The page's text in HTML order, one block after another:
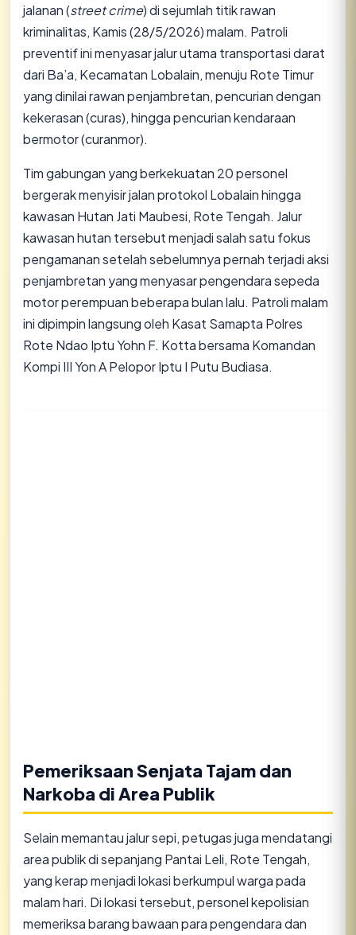
jalanan (street crime) di sejumlah titik rawan
kriminalitas, Kamis (28/5/2026) malam. Patroli
preventif ini menyasar jalur utama transportasi darat
dari Ba’a, Kecamatan Lobalain, menuju Rote Timur
yang dinilai rawan penjambretan, pencurian dengan
kekerasan (curas), hingga pencurian kendaraan
bermotor (curanmor).
​Tim gabungan yang berkekuatan 20 personel
bergerak menyisir jalan protokol Lobalain hingga
kawasan Hutan Jati Maubesi, Rote Tengah. Jalur
kawasan hutan tersebut menjadi salah satu fokus
pengamanan setelah sebelumnya pernah terjadi aksi
penjambretan yang menyasar pengendara sepeda
motor perempuan beberapa bulan lalu. Patroli malam
ini dipimpin langsung oleh Kasat Samapta Polres
Rote Ndao Iptu Yohn F. Kotta bersama Komandan
Kompi III Yon A Pelopor Iptu I Putu Budiasa.
Pemeriksaan Senjata Tajam dan
Narkoba di Area Publik
​Selain memantau jalur sepi, petugas juga mendatangi
area publik di sepanjang Pantai Leli, Rote Tengah,
yang kerap menjadi lokasi berkumpul warga pada
malam hari. Di lokasi tersebut, personel kepolisian
memeriksa barang bawaan para pengendara dan